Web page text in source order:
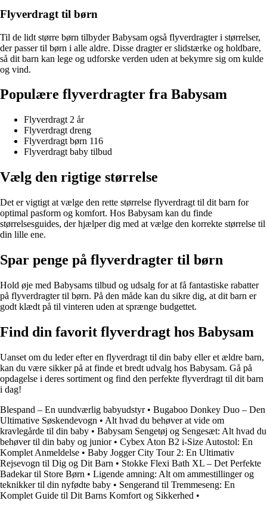
Flyverdragt til børn
Til de lidt større børn tilbyder Babysam også flyverdragter i størrelser,
der passer til børn i alle aldre. Disse dragter er slidstærke og holdbare,
så dit barn kan lege og udforske verden uden at bekymre sig om kulde
og vind.
Populære flyverdragter fra Babysam
Flyverdragt 2 år
Flyverdragt dreng
Flyverdragt børn 116
Flyverdragt baby tilbud
Vælg den rigtige størrelse
Det er vigtigt at vælge den rette størrelse flyverdragt til dit barn for
optimal pasform og komfort. Hos Babysam kan du finde
størrelsesguides, der hjælper dig med at vælge den korrekte størrelse til
din lille ene.
Spar penge på flyverdragter til børn
Hold øje med Babysams tilbud og udsalg for at få fantastiske rabatter
på flyverdragter til børn. På den måde kan du sikre dig, at dit barn er
godt klædt på til vinteren uden at sprænge budgettet.
Find din favorit flyverdragt hos Babysam
Uanset om du leder efter en flyverdragt til din baby eller et ældre barn,
kan du være sikker på at finde et bredt udvalg hos Babysam. Gå på
opdagelse i deres sortiment og find den perfekte flyverdragt til dit barn
i dag!
Blespand – En uundværlig babyudstyr• Bugaboo Donkey Duo – Den
Ultimative Søskendevogn • Alt hvad du behøver at vide om
kravlegårde til din baby • Babysam Sengetøj og Sengesæt: Alt hvad du
behøver til din baby og junior• Cybex Aton B2 i-Size Autostol: En
Komplet Anmeldelse • Baby Jogger City Tour 2: En Ultimativ
Rejsevogn til Dig og Dit Barn • Stokke Flexi Bath XL – Det Perfekte
Badekar til Store Børn • Ligende amning: Alt om ammestillinger og
teknikker til din nyfødte baby • Sengerand til Tremmeseng: En
Komplet Guide til Dit Barns Komfort og Sikkerhed •